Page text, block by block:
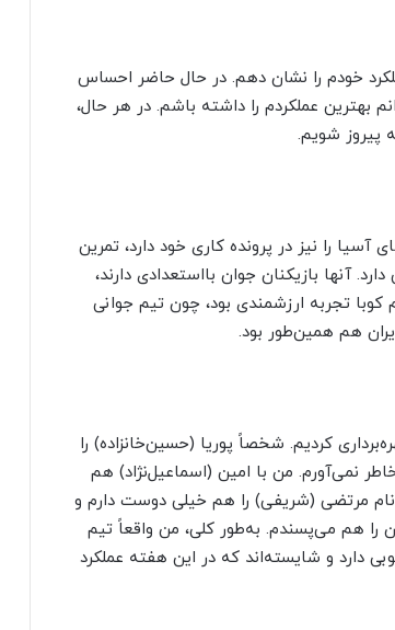
خودم را نشان دهم. در حال حاضر احساس
بهترین عملکردم را داشته باشم. در هر حال،
پیروز شویم.
را نیز در پرونده کاری خود دارد، تمرین
آنها بازیکنان جوان بااستعدادی دارند،
تجربه ارزشمندی بود، چون تیم جوانی
هم همین‌طور بود.
کردیم. شخصاً پوریا (حسین‌خانزاده) را
نمی‌آورم. من با امین (اسماعیل‌نژاد) هم
نام مرتضی (شریفی) را هم خیلی دوست دارم و
را هم می‌پسندم. به‌طور کلی، من واقعاً تیم
دارد و شایسته‌اند که در این هفته عملکرد